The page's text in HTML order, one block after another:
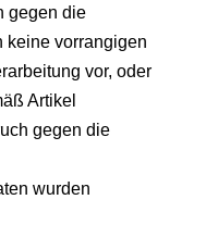
gegen die
keine vorrangigen
vor, oder
Artikel
gegen die
wurden